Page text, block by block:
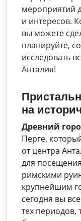
мероприятий
и интересов.
вы можете
планируйте,
исследовать
Анталия!
на
Древний
Перге,
от центра
для
римскими
крупнейшим
сегодня вы
тех периодов,